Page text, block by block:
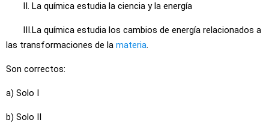
II. La química estudia la ciencia y la energía
III.La química estudia los cambios de energía relacionados a
las transformaciones de la materia.
Son correctos:
a) Solo I
b) Solo II